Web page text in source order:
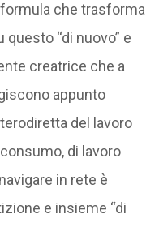
formula che trasforma
questo “di nuovo” e
creatrice che a
appunto
del lavoro
di lavoro
in rete è
e insieme “di